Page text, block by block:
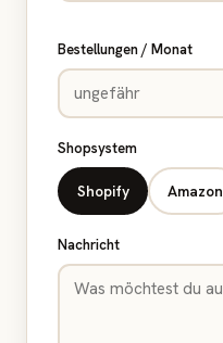
Bestellungen / Monat
Shopsystem
Shopify Amazon
Nachricht